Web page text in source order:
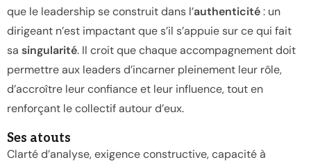
que le leadership se construit dans l’authenticité: un
dirigeant n’est impactant que s’il s’appuie sur ce qui fait
sa singularité. Il croit que chaque accompagnement doit
permettre aux leaders d’incarner pleinement leur rôle,
d’accroître leur confiance et leur influence, tout en
renforçant le collectif autour d’eux.
Ses atouts
Clarté d’analyse, exigence constructive, capacité à